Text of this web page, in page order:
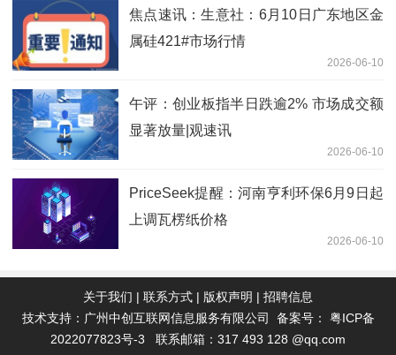
焦点速讯：生意社：6月10日广东地区金
属硅421#市场行情
2026-06-10
午评：创业板指半日跌逾2% 市场成交额
显著放量|观速讯
2026-06-10
PriceSeek提醒：河南亨利环保6月9日起
上调瓦楞纸价格
2026-06-10
关于我们 | 联系方式 | 版权声明 | 招聘信息
技术支持：广州中创互联网信息服务有限公司 备案号： 粤ICP备
2022077823号-3 联系邮箱：317 493 128 @qq.com